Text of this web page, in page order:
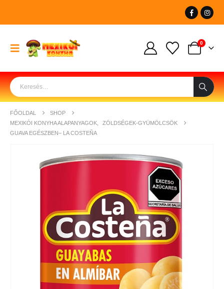
0
FŐOLDAL
SHOP
MEXIKÓI KONYHA ALAPANYAGOK
ZÖLDSÉGEK-GYÜMÖLCSÖK
GUAVA EGÉSZBEN– LA COSTEÑA